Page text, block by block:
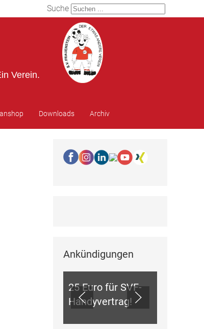
Suche
Verein.
Downloads Archiv
Ankündigungen
ANKÜNDIGUNGEN
25 Euro für SVF-
Handyvertrag!